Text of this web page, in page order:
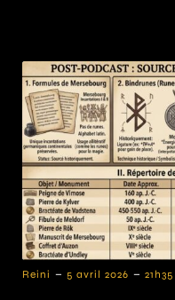
Reini - 5 avril 2026 - 21h35